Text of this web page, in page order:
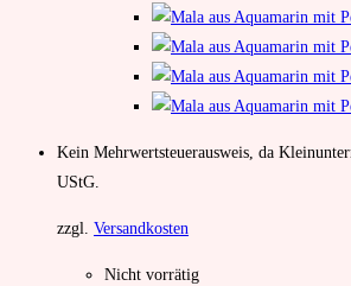
Kein Mehrwertsteuerausweis, da
UStG.
zzgl. Versandkosten
Nicht vorrätig